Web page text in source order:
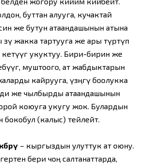
буттан алууга, кучактай
же бутун атаандашынын атына
өзү жакка тартууга же ары түртүп
кетүүгө укуктуу. Бири-бирин же
муштоого, ат жабдыктарын
кайрууга, үзөңгү боолукка
же чылбырды атаандашынын
коюуга укугу жок. Булардын
бокобул (калыс) тейлейт.
– кыргыздын улуттук ат оюну.
бери чоң салтанаттарда,